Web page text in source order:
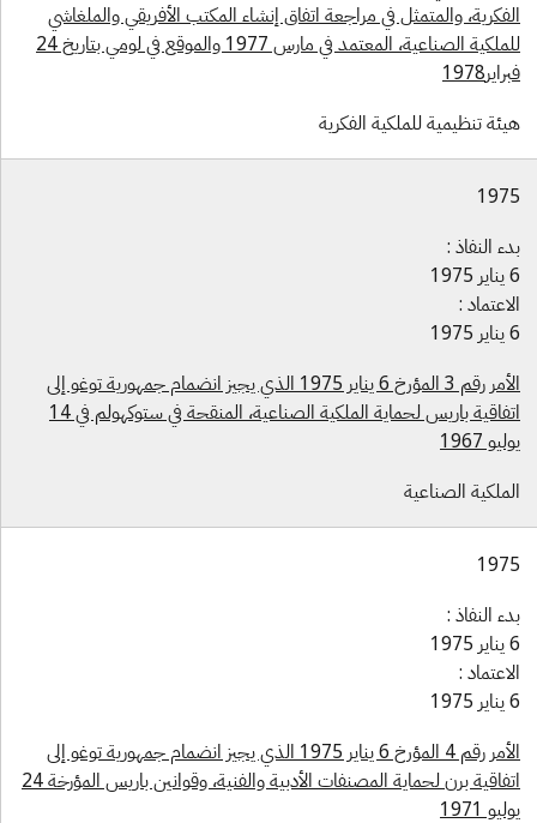
والمتمثل في مراجعة اتفاق إنشاء المكتب الأفريقي والملغاشي
للملكية الصناعية، المعتمد في مارس 1977 والموقع في لومي بتاريخ 24
تنظيمية للملكية الفكرية
النفاذ :
:
الأمر رقم 3 المؤرخ 6 يناير 1975 الذي يجيز انضمام جمهورية توغو إلى
اتفاقية باريس لحماية الملكية الصناعية، المنقحة في ستوكهولم في 14
1967
الصناعية
النفاذ :
:
الأمر رقم 4 المؤرخ 6 يناير 1975 الذي يجيز انضمام جمهورية توغو إلى
اتفاقية برن لحماية المصنفات الأدبية والفنية، وقوانين باريس المؤرخة 24
1971